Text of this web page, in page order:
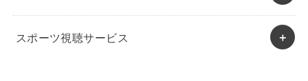
スポーツ視聴サービス